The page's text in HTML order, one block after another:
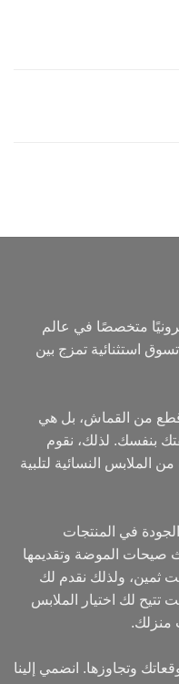
متخصصًا في عالم
تسوق استثنائية تمزج بين
من القماش، بل هي
بنفسك. لذلك، نقوم
من الملابس النسائية لتلبية
في المنتجات
صيحات الموضة وتقديمها
ثمين، ولذلك نقدم لك
تتيح لك اختيار الملابس
منزلك.
وتجاوزها. انضمي إلينا